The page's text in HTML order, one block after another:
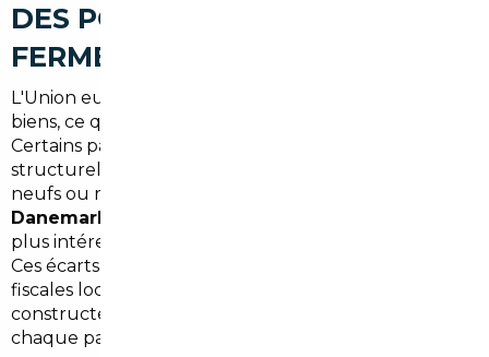
DES PORTES QUE LA FRANCE
FERME
L'Union européenne garantit la libre circulation des
biens, ce qui inclut les véhicules automobiles.
Certains pays européens pratiquent
structurellement des prix plus bas sur des véhicules
neufs ou récents :
Danemark, Pays-Bas
plus intéressants pour l'import de voitures neuves.
Ces écarts de prix s'expliquent par les politiques
fiscales locales, les bonus de fin d'année des
constructeurs et les marges de distribution propres à
chaque pays.